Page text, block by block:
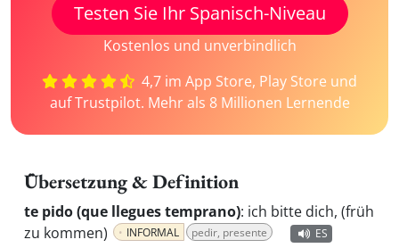
Testen Sie Ihr Spanisch-Niveau
Kostenlos und unverbindlich
4,7 im App Store, Play Store und
auf Trustpilot. Mehr als 8 Millionen Lernende
Übersetzung & Definition
te pido (que llegues temprano): ich bitte dich, (früh
zu kommen)
INFORMAL pedir, presente
ES